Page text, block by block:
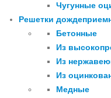
Чугунные
Решетки
Бетонные
Из
Из
Из
Медные